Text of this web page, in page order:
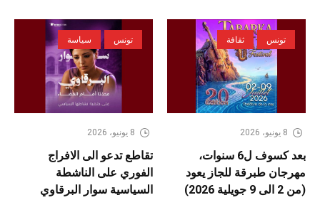
تونس ثقافة
8 يونيو، 2026
بعد كسوف ل6 سنوات،
مهرجان طبرقة للجاز يعود
(من 2 الى 9 جويلية 2026)
تونس سياسة
8 يونيو، 2026
تقاطع تدعو الى الافراج
الفوري على الناشطة
السياسية سوار البرقاوي